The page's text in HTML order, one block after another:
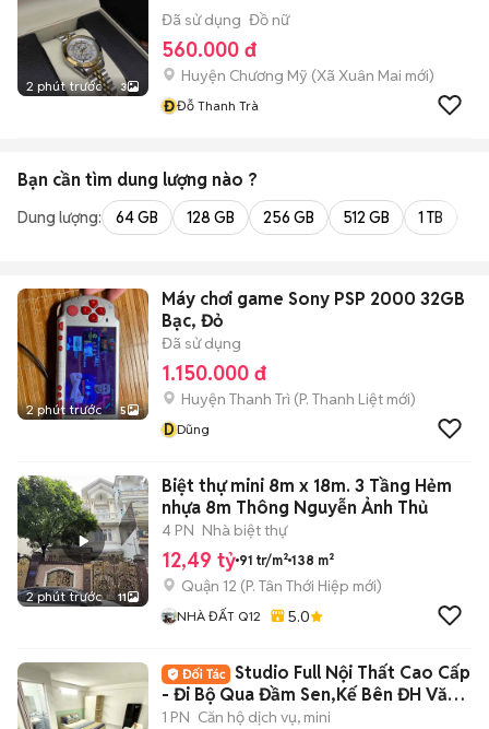
2 phút trước 3
Đã sử dụng Đồ nữ
560.000 đ
Huyện Chương Mỹ (Xã Xuân Mai mới)
ĐĐỗ Thanh Trà
Bạn cần tìm dung lượng nào ?
Dung lượng: 64 GB 128 GB 256 GB 512 GB 1 TB
2 phút trước 5
Máy chơi game Sony PSP 2000 32GB
Bạc, Đỏ
Đã sử dụng
1.150.000 đ
Huyện Thanh Trì (P. Thanh Liệt mới)
DDũng
2 phút trước 11
Biệt thự mini 8m x 18m. 3 Tầng Hẻm
nhựa 8m Thông Nguyễn Ảnh Thủ
4 PN Nhà biệt thự
12,49 tỷ 91 tr/m² 138 m²
Quận 12 (P. Tân Thới Hiệp mới)
NHÀ ĐẤT Q12 5.0
Studio Full Nội Thất Cao Cấp
- Đi Bộ Qua Đầm Sen,Kế Bên ĐH Văn
Hiến
1 PN Căn hộ dịch vụ, mini